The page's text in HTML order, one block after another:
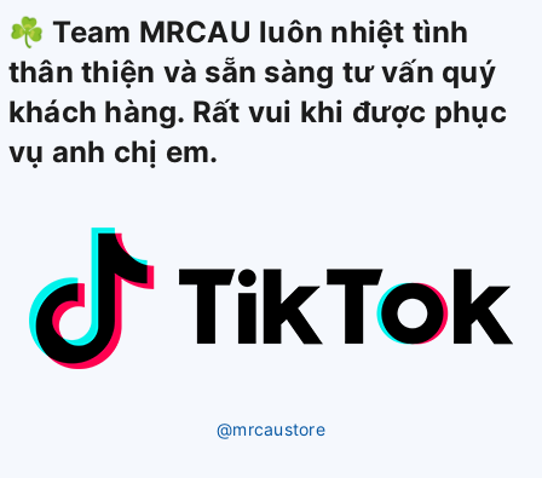
☘Team MRCAU luôn nhiệt tình
thân thiện và sẵn sàng tư vấn quý
khách hàng. Rất vui khi được phục
vụ anh chị em.
@mrcaustore